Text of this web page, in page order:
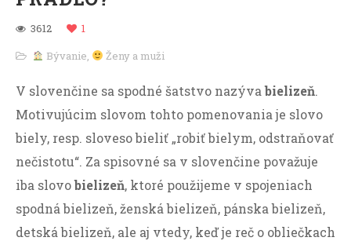
3612
1
Bývanie, Ženy a muži
V slovenčine sa spodné šatstvo nazývabielizeň.
Motivujúcim slovom tohto pomenovania je slovo
biely, resp. sloveso bieliť „robiť bielym, odstraňovať
nečistotu“. Za spisovné sa v slovenčine považuje
iba slovobielizeň, ktoré použijeme v spojeniach
spodná bielizeň, ženská bielizeň, pánska bielizeň,
detská bielizeň, ale aj vtedy, keď je reč o obliečkach